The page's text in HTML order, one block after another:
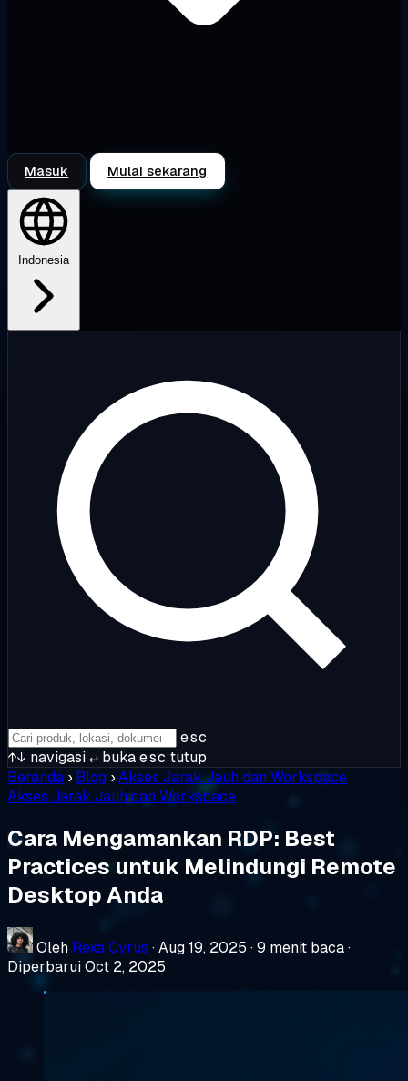
Masuk Mulai sekarang
Indonesia
esc
↑↓ navigasi↵ bukaesc tutup
Beranda › Blog ›Akses Jarak Jauh dan Workspace
Akses Jarak Jauh dan Workspace
Cara Mengamankan RDP: Best
Practices untuk Melindungi Remote
Desktop Anda
Oleh Rexa Cyrus ·Aug 19, 2025 ·9 menit baca·
Diperbarui Oct 2, 2025